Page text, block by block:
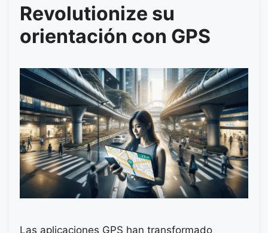
Revolutionize su
orientación con GPS
Las aplicaciones GPS han transformado